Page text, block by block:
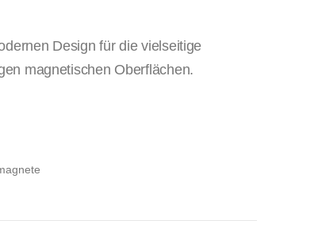
Design für die vielseitige
magnetischen Oberflächen.